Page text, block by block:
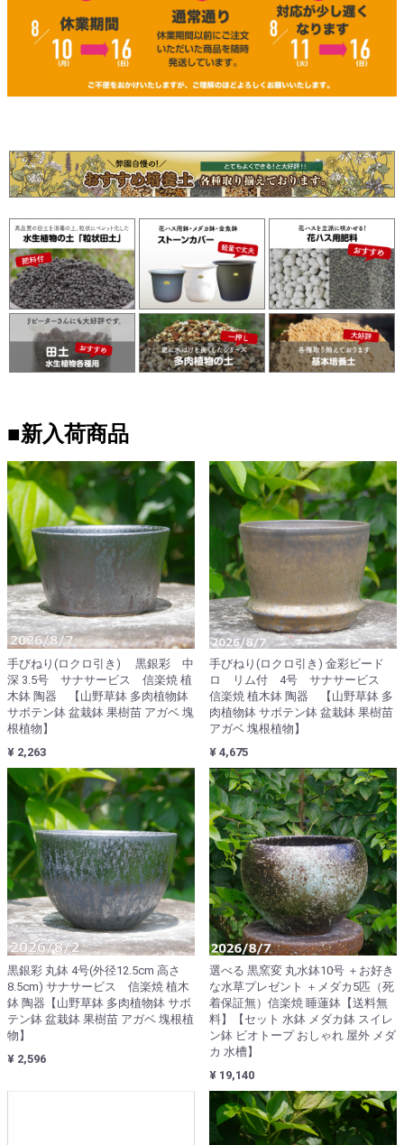
■新入荷商品
手びねり(ロクロ引き) 黒銀彩 中
深 3.5号 サナサービス 信楽焼 植
木鉢 陶器 【山野草鉢 多肉植物鉢
サボテン鉢 盆栽鉢 果樹苗 アガベ 塊
根植物】
¥ 2,263
手びねり(ロクロ引き) 金彩ビード
ロ リム付 4号 サナサービス
信楽焼 植木鉢 陶器 【山野草鉢 多
肉植物鉢 サボテン鉢 盆栽鉢 果樹苗
アガベ 塊根植物】
¥ 4,675
黒銀彩 丸鉢 4号(外径12.5cm 高さ
8.5cm) サナサービス 信楽焼 植木
鉢 陶器【山野草鉢 多肉植物鉢 サボ
テン鉢 盆栽鉢 果樹苗 アガベ 塊根植
物】
¥ 2,596
選べる 黒窯変 丸水鉢10号 ＋お好き
な水草プレゼント ＋メダカ5匹（死
着保証無）信楽焼 睡蓮鉢【送料無
料】【セット 水鉢 メダカ鉢 スイレ
ン鉢 ビオトープ おしゃれ 屋外 メダ
カ 水槽】
¥ 19,140